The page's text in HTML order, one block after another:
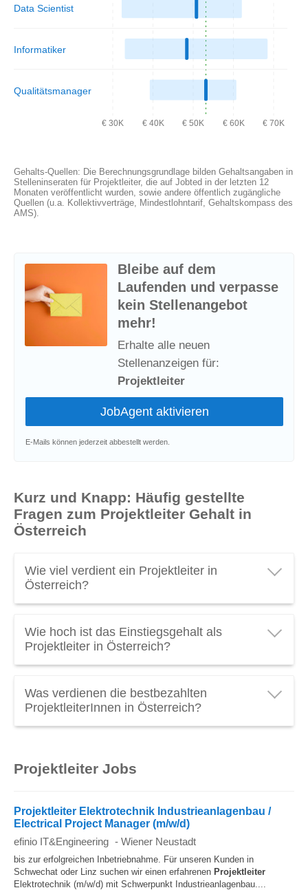
Data Scientist
Informatiker
Qualitätsmanager
€ 30K € 40K € 50K € 60K € 70K
Gehalts-Quellen: Die Berechnungsgrundlage bilden Gehaltsangaben in
Stelleninseraten für Projektleiter, die auf Jobted in der letzten 12
Monaten veröffentlicht wurden, sowie andere öffentlich zugängliche
Quellen (u.a. Kollektivverträge, Mindestlohntarif, Gehaltskompass des
AMS).
Bleibe auf dem
Laufenden und verpasse
kein Stellenangebot
mehr!
Erhalte alle neuen
Stellenanzeigen für:
Projektleiter
E-Mails können jederzeit abbestellt werden.
Kurz und Knapp: Häufig gestellte
Fragen zum Projektleiter Gehalt in
Österreich
Wie viel verdient ein Projektleiter in
Österreich?
durchschnittlich€ 53.170 brutto pro Jahr
€ 3.800 brutto pro Monat. Verdienen Sie als
Gehalt
mal genauer an! (Stand 2026).
Wie hoch ist das Einstiegsgehalt als
Projektleiter in Österreich?
ProjektleiterInnenin Österreich liegt bei
brutto pro Jahr .
Was verdienen die bestbezahlten
ProjektleiterInnen in Österreich?
Spitzengehälter in diesen Beruf entdecken:
Technische Projektleiter verdienen am meisten.
Projektleiter Jobs
Projektleiter Elektrotechnik Industrieanlagenbau /
Electrical Project Manager (m/w/d)
efinio IT&Engineering - Wiener Neustadt
bis zur erfolgreichen Inbetriebnahme. Für unseren Kunden in
Schwechat oder Linz suchen wir einen erfahrenen Projektleiter
Elektrotechnik (m/w/d) mit Schwerpunkt Industrieanlagenbau....